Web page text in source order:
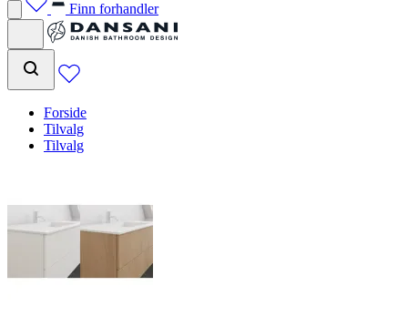
Finn forhandler
Forside
Tilvalg
Tilvalg